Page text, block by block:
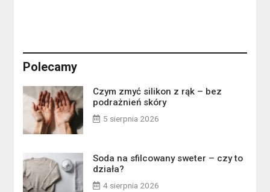
Polecamy
Czym zmyć silikon z rąk – bez
podrażnień skóry
5 sierpnia 2026
Soda na sfilcowany sweter – czy to
działa?
4 sierpnia 2026